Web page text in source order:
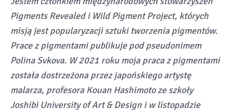
Pigments Revealed i Wild Pigment Project, których
misją jest popularyzacji sztuki tworzenia pigmentów.
Prace z pigmentami publikuje pod pseudonimem
Polina Svkova. W 2021 roku moja praca z pigmentami
została dostrzeżona przez japońskiego artystę
malarza, profesora Kouan Hashimoto ze szkoły
Joshibi University of Art & Design i w listopadzie